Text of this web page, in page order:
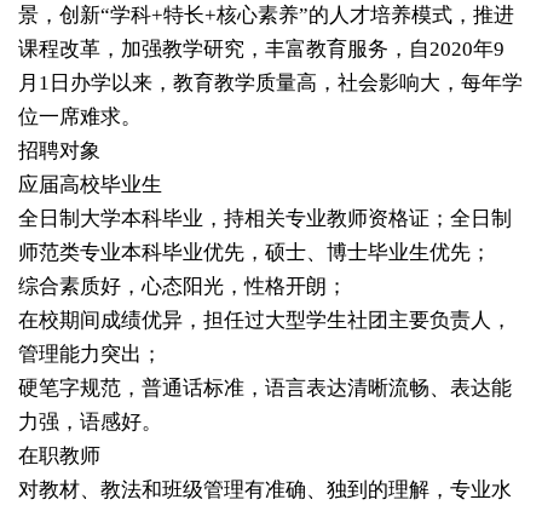
景，创新“学科+特长+核心素养”的人才培养模式，推进
课程改革，加强教学研究，丰富教育服务，自2020年9
月1日办学以来，教育教学质量高，社会影响大，每年学
位一席难求。
招聘对象
应届高校毕业生
全日制大学本科毕业，持相关专业教师资格证；全日制
师范类专业本科毕业优先，硕士、博士毕业生优先；
综合素质好，心态阳光，性格开朗；
在校期间成绩优异，担任过大型学生社团主要负责人，
管理能力突出；
硬笔字规范，普通话标准，语言表达清晰流畅、表达能
力强，语感好。
在职教师
对教材、教法和班级管理有准确、独到的理解，专业水